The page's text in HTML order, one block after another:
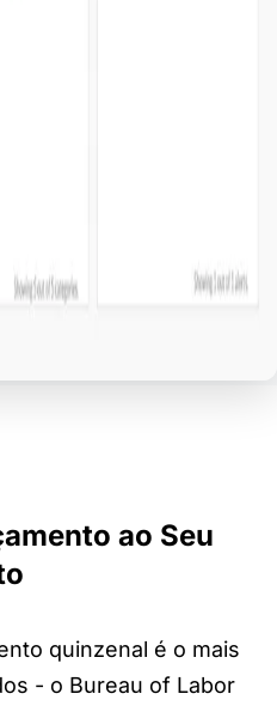
ao Seu
quinzenal é o mais
- o Bureau of Labor